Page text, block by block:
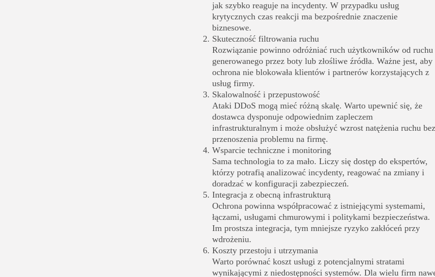
jak szybko reaguje na incydenty. W przypadku usług
krytycznych czas reakcji ma bezpośrednie znaczenie
biznesowe.
Skuteczność filtrowania ruchu
Rozwiązanie powinno odróżniać ruch użytkowników od ruchu
generowanego przez boty lub złośliwe źródła. Ważne jest, aby
ochrona nie blokowała klientów i partnerów korzystających z
usług firmy.
Skalowalność i przepustowość
Ataki DDoS mogą mieć różną skalę. Warto upewnić się, że
dostawca dysponuje odpowiednim zapleczem
infrastrukturalnym i może obsłużyć wzrost natężenia ruchu bez
przenoszenia problemu na firmę.
Wsparcie techniczne i monitoring
Sama technologia to za mało. Liczy się dostęp do ekspertów,
którzy potrafią analizować incydenty, reagować na zmiany i
doradzać w konfiguracji zabezpieczeń.
Integracja z obecną infrastrukturą
Ochrona powinna współpracować z istniejącymi systemami,
łączami, usługami chmurowymi i politykami bezpieczeństwa.
Im prostsza integracja, tym mniejsze ryzyko zakłóceń przy
wdrożeniu.
Koszty przestoju i utrzymania
Warto porównać koszt usługi z potencjalnymi stratami
wynikającymi z niedostępności systemów. Dla wielu firm